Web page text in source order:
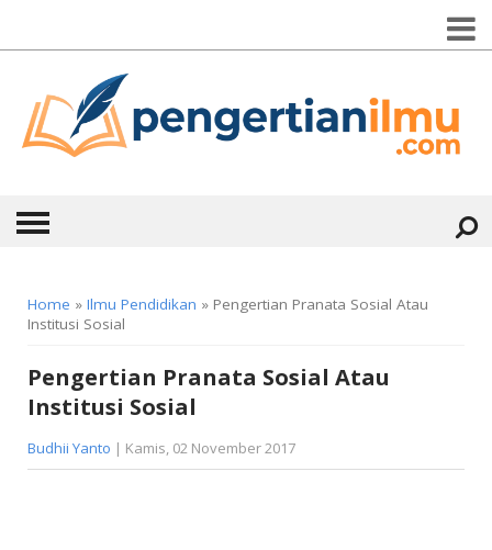
KONTAK
CATEGORIES ▼
Home » Ilmu Pendidikan » Pengertian Pranata Sosial Atau
Institusi Sosial
Pengertian Pranata Sosial Atau
Institusi Sosial
Budhii Yanto | Kamis, 02 November 2017